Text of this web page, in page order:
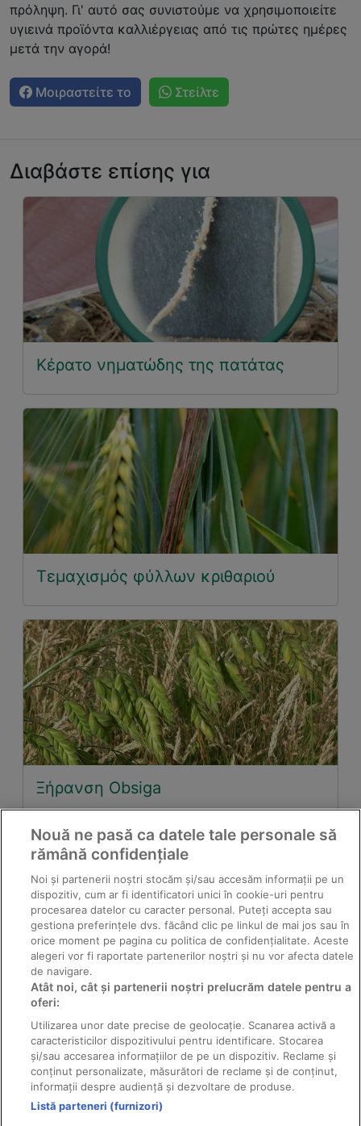
πρόληψη. Γι' αυτό σας συνιστούμε να χρησιμοποιείτε
υγιεινά προϊόντα καλλιέργειας από τις πρώτες ημέρες
μετά την αγορά!
Μοιραστείτε το Στείλτε
Διαβάστε επίσης για
Κέρατο νηματώδης της πατάτας
Τεμαχισμός φύλλων κριθαριού
Ξήρανση Obsiga
Το σκαθάρι του Κολοράντο
© 2011-2026 Solarex - κατασκευαστής διανομέας
Nouă ne pasă ca datele tale personale să
rămână confidențiale
Noi și partenerii noștri stocăm și/sau accesăm informații pe un
dispozitiv, cum ar fi identificatori unici în cookie-uri pentru
procesarea datelor cu caracter personal. Puteți accepta sau
gestiona preferințele dvs. făcând clic pe linkul de mai jos sau în
orice moment pe pagina cu politica de confidențialitate. Aceste
alegeri vor fi raportate partenerilor noștri și nu vor afecta datele
de navigare.
Atât noi, cât și partenerii noștri prelucrăm datele pentru a
oferi:
Utilizarea unor date precise de geolocație. Scanarea activă a
caracteristicilor dispozitivului pentru identificare. Stocarea
și/sau accesarea informațiilor de pe un dispozitiv. Reclame și
conținut personalizate, măsurători de reclame și de conținut,
informații despre audiență și dezvoltare de produse.
Listă parteneri (furnizori)